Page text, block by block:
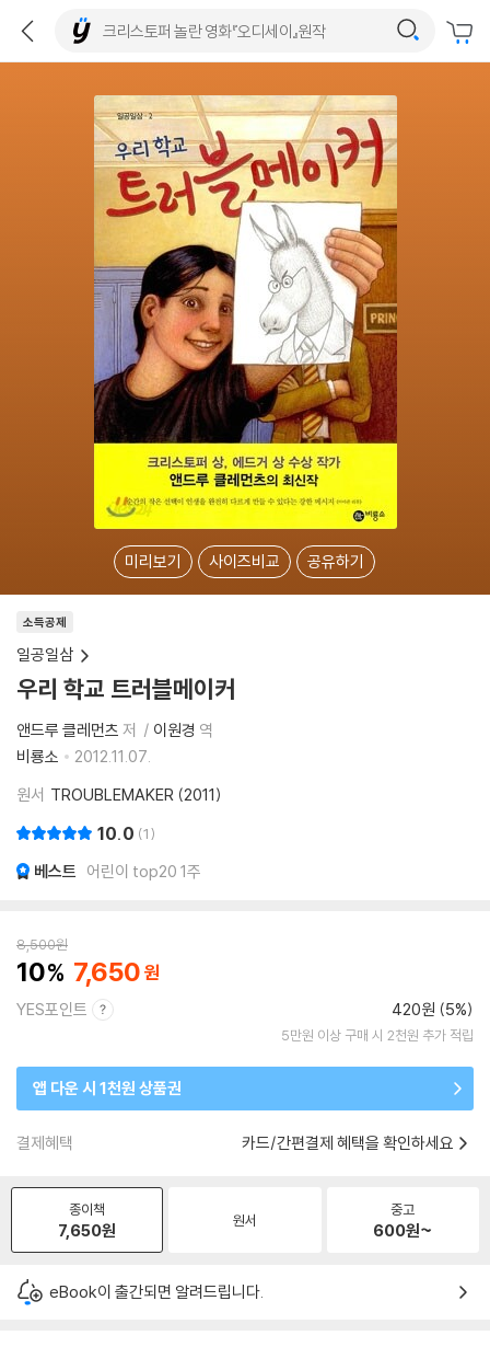
미리보기 사이즈비교 공유하기
소득공제
일공일삼
우리 학교 트러블메이커
앤드루 클레먼츠 저 이원경 역
비룡소
2012.11.07.
원서 TROUBLEMAKER (2011)
10.0 1
베스트 어린이 top20 1주
8,500원
10 7,650
YES포인트 420원 (5%)
5만원 이상 구매 시 2천원 추가 적립
앱 다운 시 1천원 상품권
결제혜택 카드/간편결제 혜택을 확인하세요
종이책
7,650원 원서
중고
600원~
eBook이 출간되면 알려드립니다.